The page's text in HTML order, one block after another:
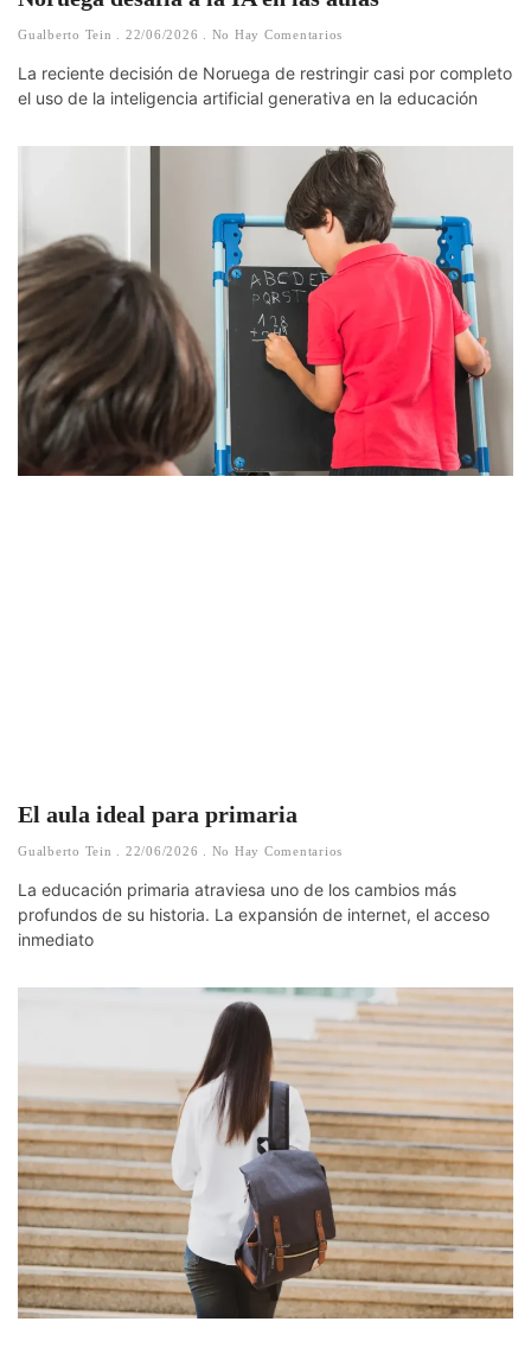
Gualberto Tein 22/06/2026 No Hay Comentarios
La reciente decisión de Noruega de restringir casi por completo
el uso de la inteligencia artificial generativa en la educación
El aula ideal para primaria
Gualberto Tein 22/06/2026 No Hay Comentarios
La educación primaria atraviesa uno de los cambios más
profundos de su historia. La expansión de internet, el acceso
inmediato